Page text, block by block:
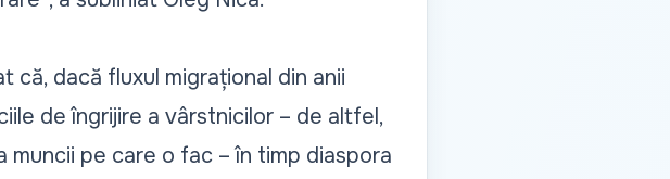
că, dacă fluxul migrațional din anii
de îngrijire a vârstnicilor – de altfel,
pe care o fac – în timp diaspora